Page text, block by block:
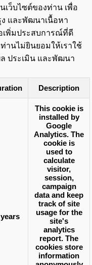
เว็บไซต์ของท่าน เพื่อ
ง และพัฒนาเนื้อหา
เพิ่มประสบการณ์ที่ดี
านไม่ยินยอมให้เราใช้
ประเมิน และพัฒนา
Description
This cookie is
installed by
Google
Analytics. The
cookie is
used to
calculate
visitor,
session,
campaign
data and keep
track of site
usage for the
site's
analytics
report. The
cookies store
information